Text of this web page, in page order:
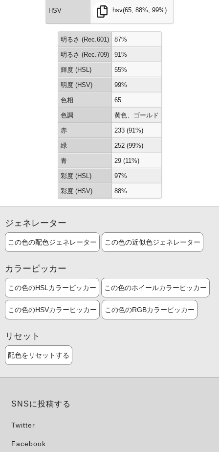
HSV hsv(65, 88%, 99%)
明るさ (Rec.601) 87%
明るさ (Rec.709) 91%
輝度 (HSL) 55%
明度 (HSV) 99%
色相 65
色調 黄色、ゴールド
赤 233 (91%)
緑 252 (99%)
青 29 (11%)
彩度 (HSL) 97%
彩度 (HSV) 88%
ジェネレーター
この色の配色ジェネレーター この色の近似色ジェネレーター
カラーピッカー
この色のHSLカラーピッカー この色のホイールカラーピッカー
この色のHSVカラーピッカー この色のRGBカラーピッカー
リセット
配色をリセットする
SNSに投稿する
Twitter
Facebook